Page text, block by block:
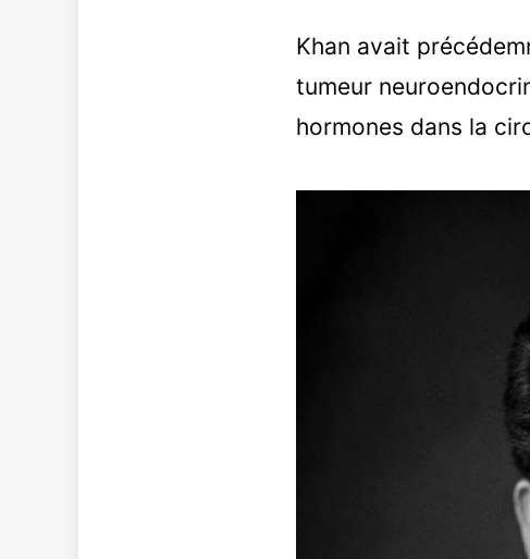
Khan avait
tumeur
hormones dans la